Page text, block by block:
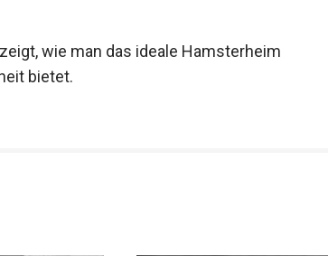
wie man das ideale Hamsterheim
bietet.